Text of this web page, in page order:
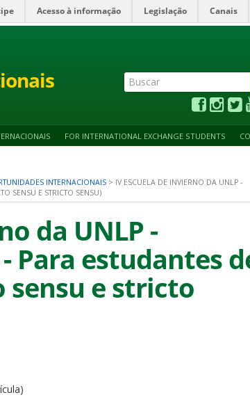
Acesso à informação Legislação Canais
FOR INTERNATIONAL EXCHANGE STUDENTS
INTERNACIONAIS > IV ESCUELA DE INVIERNO DA UNLP -
SENSU E STRICTO SENSU)
da UNLP -
Para estudantes
sensu e stricto